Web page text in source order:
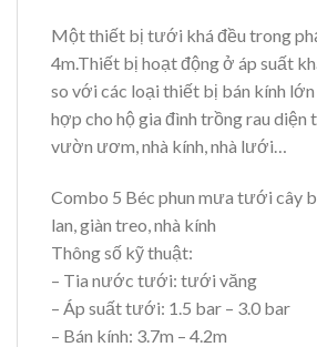
Một thiết bị tưới khá đều trong
4m.Thiết bị hoạt động ở áp suất
so với các loại thiết bị bán kính lớn
hợp cho hộ gia đình trồng rau diện
vườn ươm, nhà kính, nhà lưới…
Combo 5 Béc phun mưa tưới cây
lan, giàn treo, nhà kính
Thông số kỹ thuật:
– Tia nước tưới: tưới văng
– Áp suất tưới: 1.5 bar – 3.0 bar
– Bán kính: 3.7m – 4.2m